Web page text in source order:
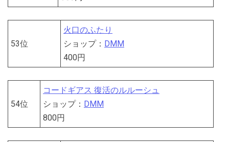
53位
火口のふたり
ショップ： DMM
400円
54位
コードギアス 復活のルルーシュ
ショップ： DMM
800円